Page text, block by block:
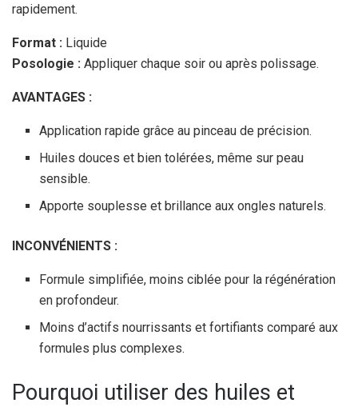
rapidement.
Format : Liquide
Posologie : Appliquer chaque soir ou après polissage.
AVANTAGES :
Application rapide grâce au pinceau de précision.
Huiles douces et bien tolérées, même sur peau
sensible.
Apporte souplesse et brillance aux ongles naturels.
INCONVÉNIENTS :
Formule simplifiée, moins ciblée pour la régénération
en profondeur.
Moins d’actifs nourrissants et fortifiants comparé aux
formules plus complexes.
Pourquoi utiliser des huiles et